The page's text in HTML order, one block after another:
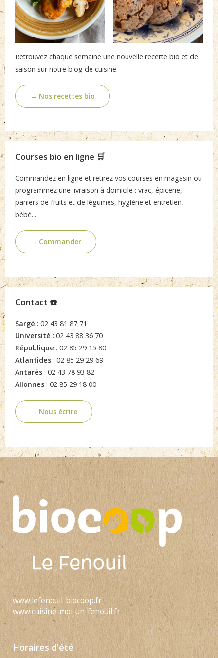
Retrouvez chaque semaine une nouvelle recette bio et de
saison sur notre blog de cuisine.
→ Nos recettes bio
Courses bio en ligne 🛒
Commandez en ligne et retirez vos courses en magasin ou
programmez une livraison à domicile : vrac, épicerie,
paniers de fruits et de légumes, hygiène et entretien,
bébé...
→ Commander
Contact ☎️
Sargé : 02 43 81 87 71
Université : 02 43 88 36 70
République : 02 85 29 15 80
Atlantides : 02 85 29 29 69
Antarès : 02 43 78 93 82
Allonnes : 02 85 29 18 00
→ Nous écrire
www.lefenouil-biocoop.fr
www.cuisine-moi-un-fenouil.fr
Horaires d'été